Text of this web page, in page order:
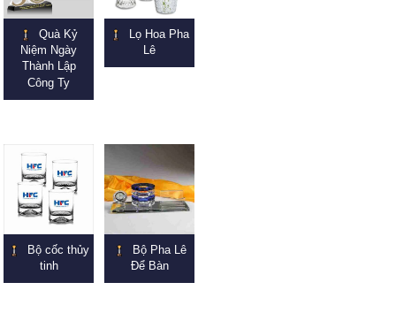
Quà Kỷ
Niệm Ngày
Thành Lập
Công Ty
Lọ Hoa Pha
Lê
Bộ cốc thủy
tinh
Bộ Pha Lê
Để Bàn